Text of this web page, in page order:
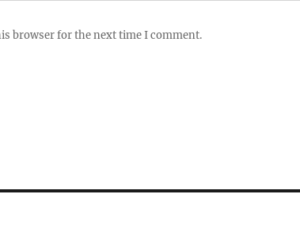
browser for the next time I comment.